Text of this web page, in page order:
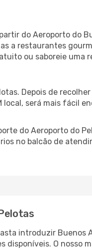
do Aeroporto do
a restaurantes
ou saboreie uma
Depois de
será mais fácil
do Aeroporto do
no balcão de
introduzir Buenos
disponíveis. O